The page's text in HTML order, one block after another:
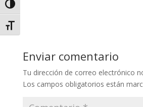
Alternar alto contraste
Alternar tamaño de letra
Enviar comentario
Tu dirección de correo electrónico
Los campos obligatorios están